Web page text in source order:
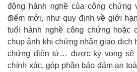
động hành nghề của công chứng
điểm mới, như quy định về giới
tuổi hành nghề công chứng hoặc
chụp ảnh khi chứng nhận giao dịch
chứng điện tử… được kỳ vọng sẽ
chính xác, góp phần bảo đảm an